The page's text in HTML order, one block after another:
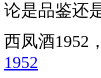
论是品鉴还
西凤酒1952
1952